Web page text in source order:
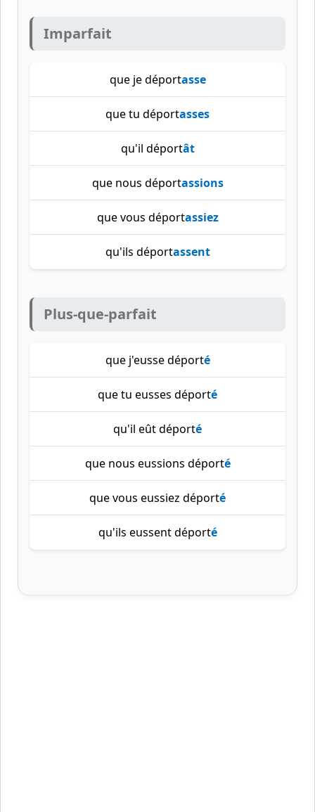
Imparfait
que je déportasse
que tu déportasses
qu'il déportât
que nous déportassions
que vous déportassiez
qu'ils déportassent
Plus-que-parfait
que j'eusse déporté
que tu eusses déporté
qu'il eût déporté
que nous eussions déporté
que vous eussiez déporté
qu'ils eussent déporté